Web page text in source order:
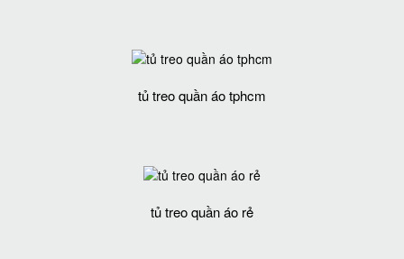
tủ treo quần áo tphcm
tủ treo quần áo rẻ